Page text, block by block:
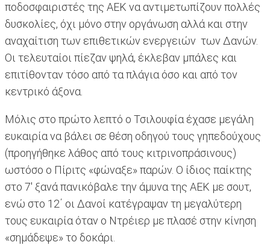
ποδοσφαιριστές της ΑΕΚ να αντιμετωπίζουν πολλές
δυσκολίες, όχι μόνο στην οργάνωση αλλά και στην
αναχαίτιση των επιθετικών ενεργειών των Δανών.
Οι τελευταίοι πίεζαν ψηλά, έκλεβαν μπάλες και
επιτίθονταν τόσο από τα πλάγια όσο και από τον
κεντρικό άξονα.
Μόλις στο πρώτο λεπτό ο Τσιλουφία έχασε μεγάλη
ευκαιρία να βάλει σε θέση οδηγού τους γηπεδούχους
(προηγήθηκε λάθος από τους κιτρινοπράσινους)
ωστόσο ο Πίριτς «φώναξε» παρών. Ο ίδιος παίκτης
στο 7' ξανά πανικόβαλε την άμυνα της ΑΕΚ με σουτ,
ενώ στο 12΄ οι Δανοί κατέγραψαν τη μεγαλύτερη
τους ευκαιρία όταν ο Ντρέιερ με πλασέ στην κίνηση
«σημάδεψε» το δοκάρι.